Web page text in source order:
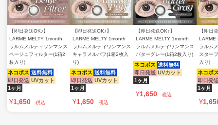
【即日発送OK♪】
LARME MELTY 1month
ラルムメルティワンマンス
ベージュフィルター(1箱2
枚入り)
ネコポス 送料無料
即日発送 UVカット
1ヶ月
¥1,650 税込
【即日発送OK♪】
LARME MELTY 1month
ラルムメルティワンマンス
キャラメルパフ(1箱2枚入
り)
ネコポス 送料無料
即日発送 UVカット
1ヶ月
¥1,650 税込
【即日発送OK♪】
LARME MELTY 1month
ラルムメルティワンマンス
バターグレー(1箱2枚入り)
ネコポス 送料無料
即日発送 UVカット
1ヶ月
¥1,650 税込
【即日
LARME
ラルム
スター
入り)
ネコポ
即日発
1ヶ月
¥